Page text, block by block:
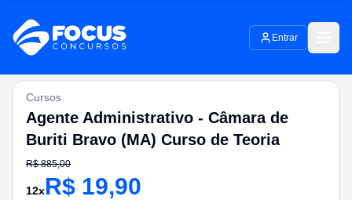
Entrar
Cursos
Agente Administrativo - Câmara de
Buriti Bravo (MA) Curso de Teoria
R$885,00
12xR$ 19,90